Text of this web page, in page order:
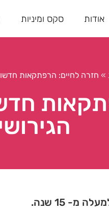
אודות סקס ומיניות
» חזרה לחיים: הרפתקאות
מ- 15 שנה.